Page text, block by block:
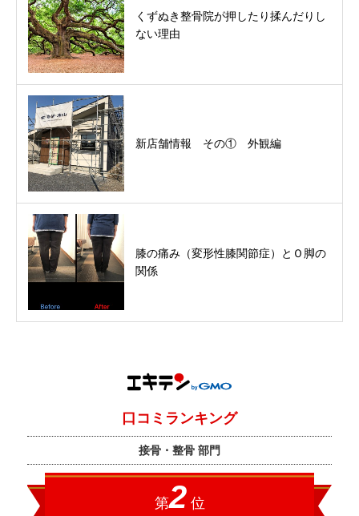
くずぬき整骨院が押したり揉んだりし
ない理由
新店舗情報 その① 外観編
膝の痛み（変形性膝関節症）とＯ脚の
関係